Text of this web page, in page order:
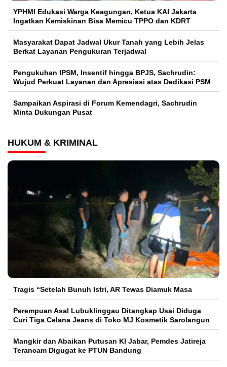
YPHMI Edukasi Warga Keagungan, Ketua KAI Jakarta
Ingatkan Kemiskinan Bisa Memicu TPPO dan KDRT
Masyarakat Dapat Jadwal Ukur Tanah yang Lebih Jelas
Berkat Layanan Pengukuran Terjadwal
Pengukuhan IPSM, Insentif hingga BPJS, Sachrudin:
Wujud Perkuat Layanan dan Apresiasi atas Dedikasi PSM
Sampaikan Aspirasi di Forum Kemendagri, Sachrudin
Minta Dukungan Pusat
HUKUM & KRIMINAL
Tragis “Setelah Bunuh Istri, AR Tewas Diamuk Masa
Perempuan Asal Lubuklinggau Ditangkap Usai Diduga
Curi Tiga Celana Jeans di Toko MJ Kosmetik Sarolangun
Mangkir dan Abaikan Putusan KI Jabar, Pemdes Jatireja
Terancam Digugat ke PTUN Bandung